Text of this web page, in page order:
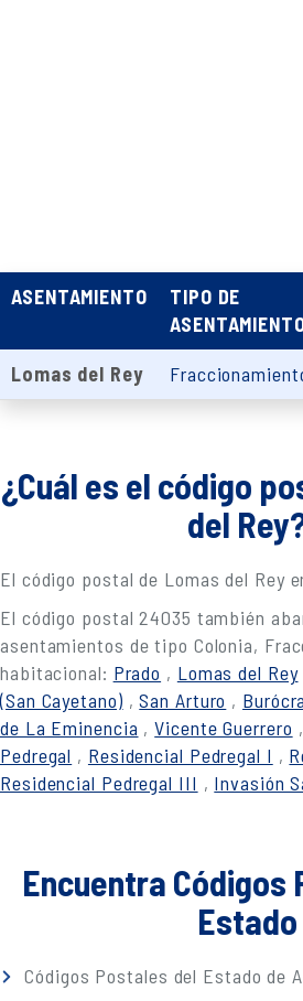
ASENTAMIENTO
TIPO DE
Lomas del Rey
¿Cuál es el código
del
El código postal de Lomas del Rey
El código postal 24035 también
asentamientos de tipo Colonia,
habitacional: Prado , Lomas del Rey
(San Cayetano) ,San Arturo ,
de La Eminencia ,Vicente Guerrero ,
Pedregal , Residencial Pedregal I ,
Residencial Pedregal III , Invasión
Encuentra Códigos
Estado
Códigos Postales del Estado de